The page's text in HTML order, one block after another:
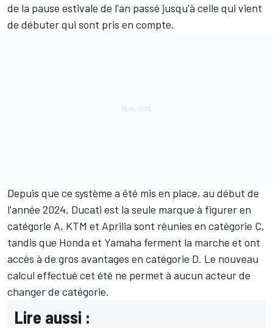
de la pause estivale de l'an passé jusqu'à celle qui vient
de débuter qui sont pris en compte.
Depuis que ce système a été mis en place, au début de
l'année 2024, Ducati est la seule marque à figurer en
catégorie A, KTM et Aprilia sont réunies en catégorie C,
tandis que Honda et Yamaha ferment la marche et ont
accès à de gros avantages en catégorie D. Le nouveau
calcul effectué cet été ne permet à aucun acteur de
changer de catégorie.
Lire aussi :